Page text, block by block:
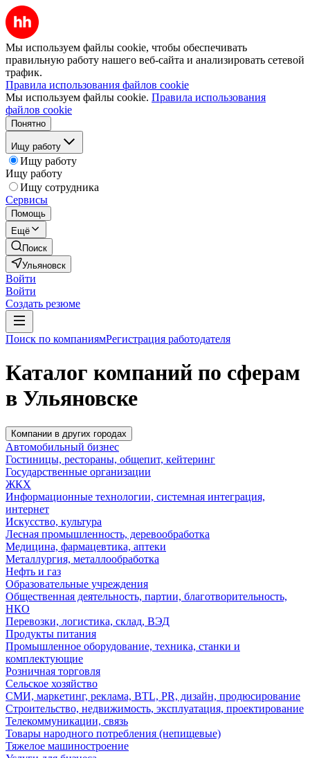
Мы используем файлы cookie, чтобы обеспечивать
правильную работу нашего веб-сайта и анализировать сетевой
трафик.
Правила использования файлов cookie
Мы используем файлы cookie. Правила использования
файлов cookie
Понятно
Ищу работу
Ищу работу
Ищу работу
Ищу сотрудника
Сервисы
Помощь
Ещё
Поиск
Ульяновск
Войти
Войти
Создать резюме
Поиск по компаниямРегистрация работодателя
Каталог компаний по сферам
в Ульяновске
Компании в других городах
Автомобильный бизнес
Гостиницы, рестораны, общепит, кейтеринг
Государственные организации
ЖКХ
Информационные технологии, системная интеграция,
интернет
Искусство, культура
Лесная промышленность, деревообработка
Медицина, фармацевтика, аптеки
Металлургия, металлообработка
Нефть и газ
Образовательные учреждения
Общественная деятельность, партии, благотворительность,
НКО
Перевозки, логистика, склад, ВЭД
Продукты питания
Промышленное оборудование, техника, станки и
комплектующие
Розничная торговля
Сельское хозяйство
СМИ, маркетинг, реклама, BTL, PR, дизайн, продюсирование
Строительство, недвижимость, эксплуатация, проектирование
Телекоммуникации, связь
Товары народного потребления (непищевые)
Тяжелое машиностроение